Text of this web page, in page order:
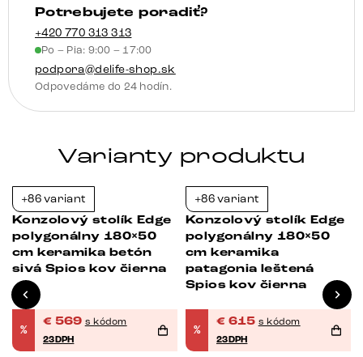
farba
Potrebujete poradiť?
+420 770 313 313
Po – Pia: 9:00 – 17:00
podpora@delife-shop.sk
Odpovedáme do 24 hodín.
Varianty produktu
+86 variant
Konzolový stolík Edge
polygonálny 180×50
cm keramika betón
sivá Spios kov čierna
%
€ 569 s kódom
23DPH
+86 variant
Konzolový stolík Edge
polygonálny 180×50
cm keramika
patagonia leštená
Spios kov čierna
%
€ 615 s kódom
23DPH